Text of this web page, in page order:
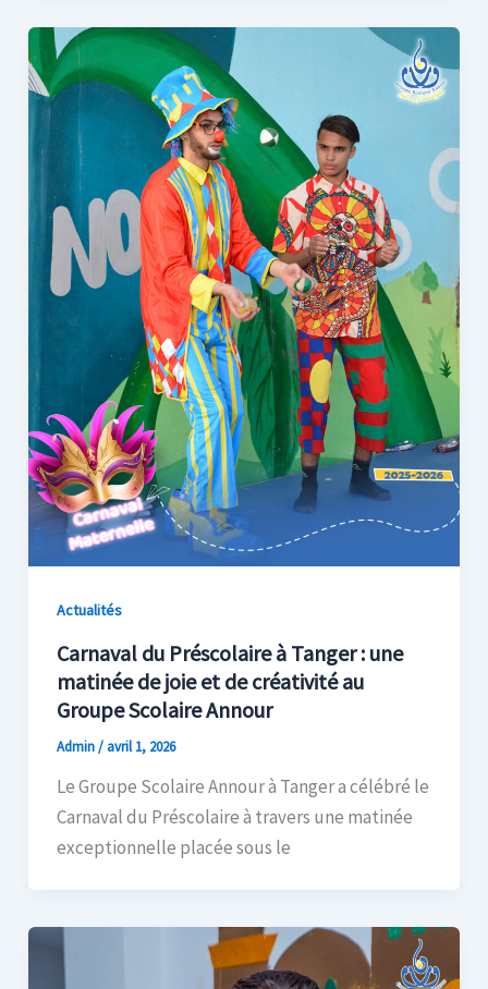
Actualités
Carnaval du Préscolaire à Tanger : une
matinée de joie et de créativité au
Groupe Scolaire Annour
Admin/ avril 1, 2026
Le Groupe Scolaire Annour à Tanger a célébré le
Carnaval du Préscolaire à travers une matinée
exceptionnelle placée sous le